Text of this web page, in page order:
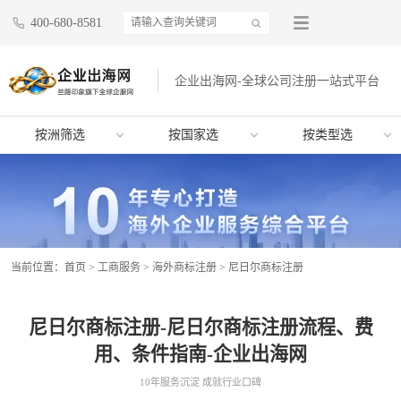
400-680-8581
企业出海网-全球公司注册一站式平台
按洲筛选 按国家选 按类型选
当前位置： 首页 > 工商服务 > 海外商标注册 > 尼日尔商标注册
尼日尔商标注册-尼日尔商标注册流程、费
用、条件指南-企业出海网
10年服务沉淀 成就行业口碑